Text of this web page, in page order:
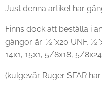
Just denna artikel har
Finns dock att beställa i
gängor är: ½''x20 UNF,
14x1, 15x1, 5/8x18, 5/
(kulgevär Ruger SFAR